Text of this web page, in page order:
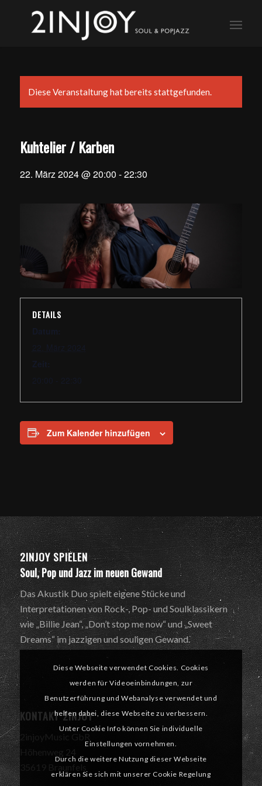
Diese Veranstaltung hat bereits stattgefunden.
Kuhtelier / Karben
22. März 2024 @ 20:00 -22:30
DETAILS
Zum Kalender hinzufügen
2INJOY SPIELEN
Soul, Pop und Jazz im neuen Gewand
Das Akustik Duo spielt eigene Stücke und
Interpretationen von Rock-, Pop- und Soulklassikern
wie „Billie Jean“, „Don’t stop me now“ und „Sweet
Dreams“ im jazzigen und souligen Gewand.
KONTAKT 2INJOY
2injoyMusic GbR
35619 Braunfels
Diese Webseite verwendet Cookies. Cookies
werden für Videoeinbindungen, zur
Benutzerführung und Webanalyse verwendet und
helfen dabei, diese Webseite zu verbessern.
Unter Cookie Info können Sie individuelle
Einstellungen vornehmen.
Durch die weitere Nutzung dieser Webseite
erklären Sie sich mit unserer Cookie Regelung